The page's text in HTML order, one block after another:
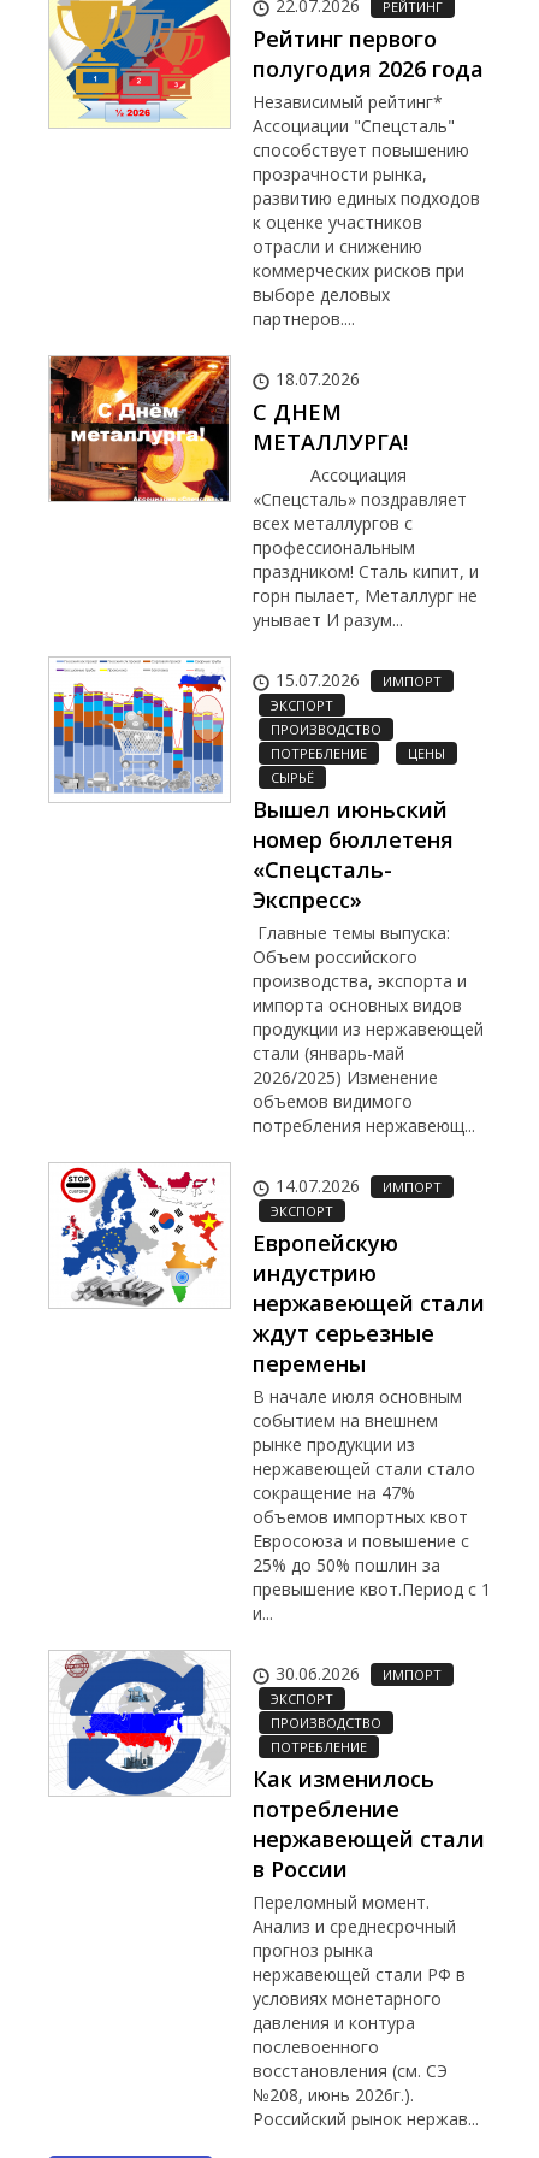
22.07.2026 РЕЙТИНГ
Рейтинг первого
полугодия 2026 года
Независимый рейтинг*
Ассоциации "Спецсталь"
способствует повышению
прозрачности рынка,
развитию единых подходов
к оценке участников
отрасли и снижению
коммерческих рисков при
выборе деловых
партнеров....
18.07.2026
С ДНЕМ
МЕТАЛЛУРГА!
Ассоциация
«Спецсталь» поздравляет
всех металлургов с
профессиональным
праздником! Сталь кипит, и
горн пылает, Металлург не
унывает И разум...
15.07.2026
ИМПОРТ
ЭКСПОРТ
ПРОИЗВОДСТВО
ПОТРЕБЛЕНИЕ
ЦЕНЫ
СЫРЬЁ
Вышел июньский
номер бюллетеня
«Спецсталь-
Экспресс»
Главные темы выпуска:
Объем российского
производства, экспорта и
импорта основных видов
продукции из нержавеющей
стали (январь-май
2026/2025) Изменение
объемов видимого
потребления нержавеющ...
14.07.2026
ИМПОРТ
ЭКСПОРТ
Европейскую
индустрию
нержавеющей стали
ждут серьезные
перемены
В начале июля основным
событием на внешнем
рынке продукции из
нержавеющей стали стало
сокращение на 47%
объемов импортных квот
Евросоюза и повышение с
25% до 50% пошлин за
превышение квот.Период с 1
и...
30.06.2026
ИМПОРТ
ЭКСПОРТ
ПРОИЗВОДСТВО
ПОТРЕБЛЕНИЕ
Как изменилось
потребление
нержавеющей стали
в России
Переломный момент.
Анализ и среднесрочный
прогноз рынка
нержавеющей стали РФ в
условиях монетарного
давления и контура
послевоенного
восстановления (см. СЭ
№208, июнь 2026г.).
Российский рынок нержав...